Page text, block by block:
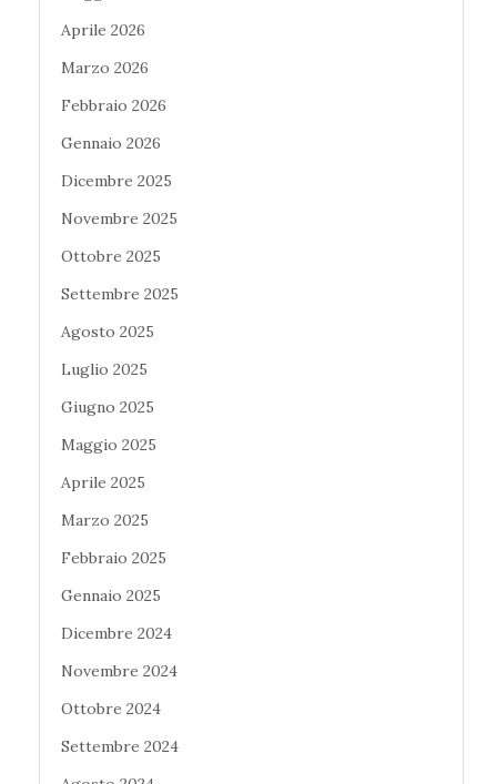
Aprile 2026
Marzo 2026
Febbraio 2026
Gennaio 2026
Dicembre 2025
Novembre 2025
Ottobre 2025
Settembre 2025
Agosto 2025
Luglio 2025
Giugno 2025
Maggio 2025
Aprile 2025
Marzo 2025
Febbraio 2025
Gennaio 2025
Dicembre 2024
Novembre 2024
Ottobre 2024
Settembre 2024